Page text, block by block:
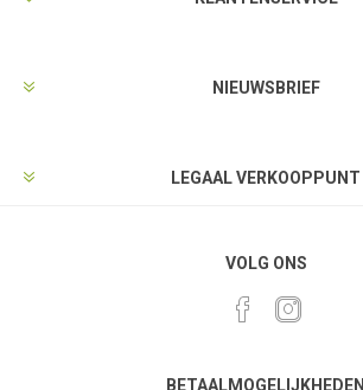
NIEUWSBRIEF
LEGAAL VERKOOPPUNT
VOLG ONS
BETAALMOGELIJKHEDEN